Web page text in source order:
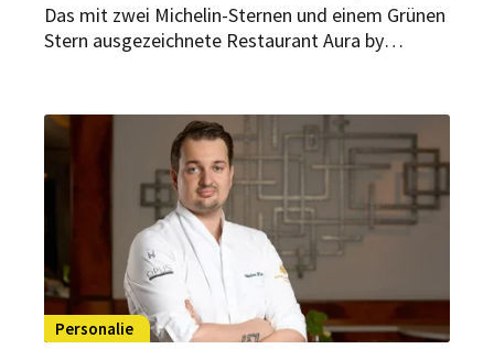
Das mit zwei Michelin-Sternen und einem Grünen
Stern ausgezeichnete Restaurant Aura by
übernimmt Jochen Benz die Serviceleitung.
Personalie